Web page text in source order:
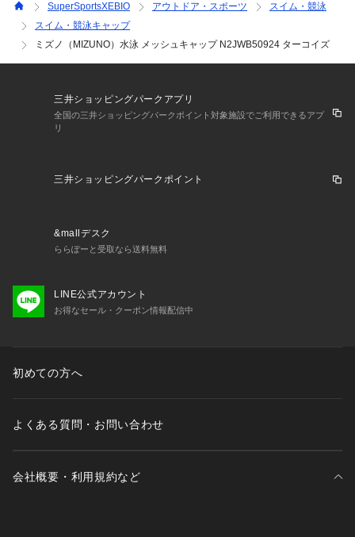
シュ ムレない かわいい 可愛い 水色 ターコイズ swim_item
SuperSportsXEBIO アウトドア・スポーツ
スイム・競泳
スイム・競泳キャップ
ミズノ（MIZUNO）水泳 メッシュキャップ N2JWB50924 ターコイズ
三井ショッピングパークアプリ
全国の三井ショッピングパークポイント対象施設でご利用できるアプ
リ
三井ショッピングパークポイント
&mallデスク
ららぽーと受取なら送料無料
LINE公式アカウント
お得なセール・クーポン情報配信中
初めての方へ
よくある質問・お問い合わせ
会社概要・利用規約など